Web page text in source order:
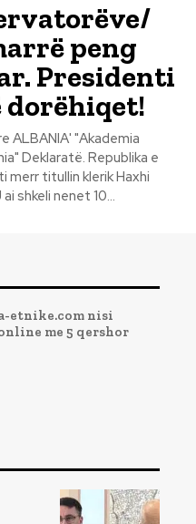
peng
Presidenti
dorëhiqet!
ALBANIA' "Akademia
Deklaratë. Republika e
merr titullin klerik Haxhi
shkeli nenet 10...
etnike.com nisi
me 5 qershor